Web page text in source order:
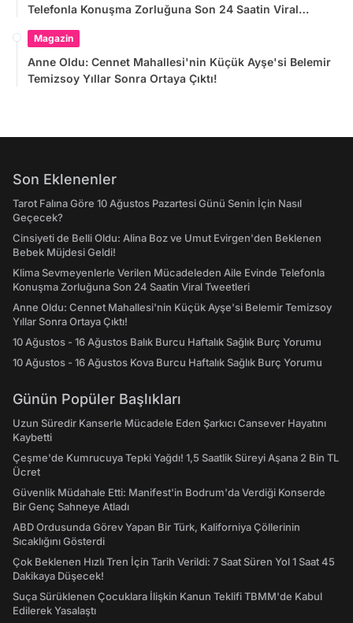
Telefonla Konuşma Zorluğuna Son 24 Saatin Viral
Magazin
Anne Oldu: Cennet Mahallesi'nin Küçük Ayşe'si Belemir
Temizsoy Yıllar Sonra Ortaya Çıktı!
Son Eklenenler
Tarot Falına Göre 10 Ağustos Pazartesi Günü Senin İçin Nasıl
Geçecek?
Cinsiyeti de Belli Oldu: Alina Boz ve Umut Evirgen'den Beklenen
Bebek Müjdesi Geldi!
Klima Sevmeyenlerle Verilen Mücadeleden Aile Evinde Telefonla
Konuşma Zorluğuna Son 24 Saatin Viral Tweetleri
Anne Oldu: Cennet Mahallesi'nin Küçük Ayşe'si Belemir Temizsoy
Yıllar Sonra Ortaya Çıktı!
10 Ağustos - 16 Ağustos Balık Burcu Haftalık Sağlık Burç Yorumu
10 Ağustos - 16 Ağustos Kova Burcu Haftalık Sağlık Burç Yorumu
Günün Popüler Başlıkları
Uzun Süredir Kanserle Mücadele Eden Şarkıcı Cansever Hayatını
Kaybetti
Çeşme'de Kumrucuya Tepki Yağdı! 1,5 Saatlik Süreyi Aşana 2 Bin TL
Ücret
Güvenlik Müdahale Etti: Manifest'in Bodrum'da Verdiği Konserde
Bir Genç Sahneye Atladı
ABD Ordusunda Görev Yapan Bir Türk, Kaliforniya Çöllerinin
Sıcaklığını Gösterdi
Çok Beklenen Hızlı Tren İçin Tarih Verildi: 7 Saat Süren Yol 1 Saat 45
Dakikaya Düşecek!
Suça Sürüklenen Çocuklara İlişkin Kanun Teklifi TBMM'de Kabul
Edilerek Yasalaştı